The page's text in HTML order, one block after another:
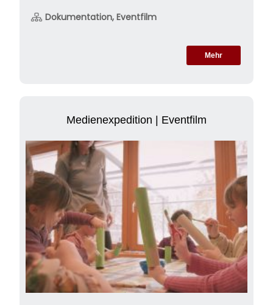
Dokumentation, Eventfilm
Mehr
Medienexpedition | Eventfilm